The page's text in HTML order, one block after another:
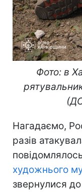
Фото: в
Нагадаємо,
разів
художнього
звернулися